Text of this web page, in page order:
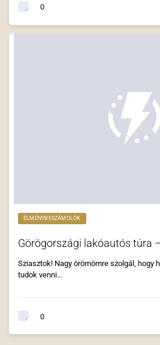
0
ÉLMÉNYBESZÁMOLÓK
Görögországi lakóautós túra
Sziasztok! Nagy örömömre szolgál, hogy
tudok venni…
0